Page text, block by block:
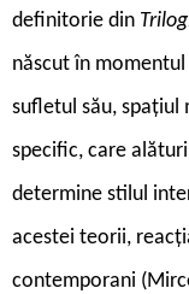
definitorie din
născut în
sufletul său,
specific, care
determine stilul
acestei teorii,
contemporani